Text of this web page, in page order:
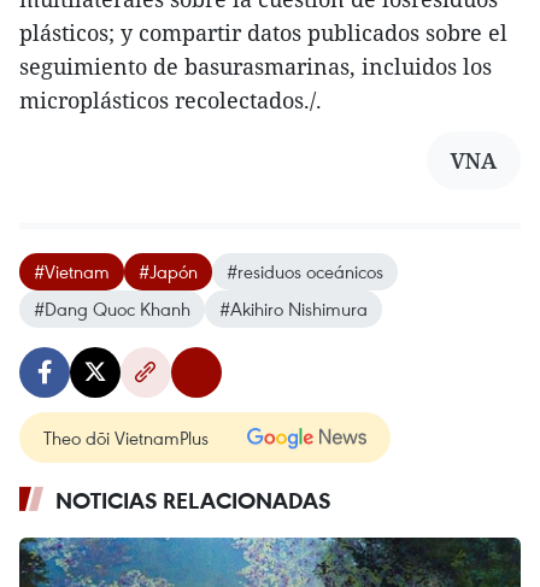
plásticos; y compartir datos publicados sobre el
seguimiento de basurasmarinas, incluidos los
microplásticos recolectados./.
VNA
#Vietnam #Japón
#residuos oceánicos
#Dang Quoc Khanh
#Akihiro Nishimura
Theo dõi VietnamPlus
NOTICIAS RELACIONADAS